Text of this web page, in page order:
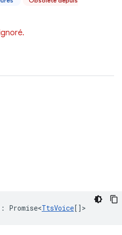
: Promise<TtsVoice[] >